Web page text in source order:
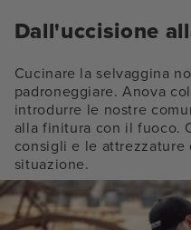
Dall'uccisione
Cucinare la selvaggina
padroneggiare. Anova
introdurre le nostre
alla finitura con il fuoco.
consigli e le attrezzature
situazione.